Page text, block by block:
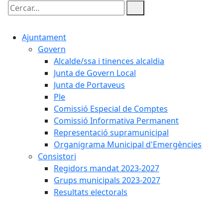
Cercar:
Ajuntament
Govern
Alcalde/ssa i tinences alcaldia
Junta de Govern Local
Junta de Portaveus
Ple
Comissió Especial de Comptes
Comissió Informativa Permanent
Representació supramunicipal
Organigrama Municipal d'Emergències
Consistori
Regidors mandat 2023-2027
Grups municipals 2023-2027
Resultats electorals